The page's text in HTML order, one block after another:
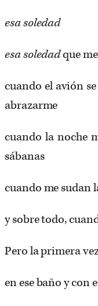
esa soledad
esa soledadque
cuando el avión
abrazarme
cuando la noche
sábanas
cuando me sudan
y sobre todo,
Pero la primera
en ese baño y con